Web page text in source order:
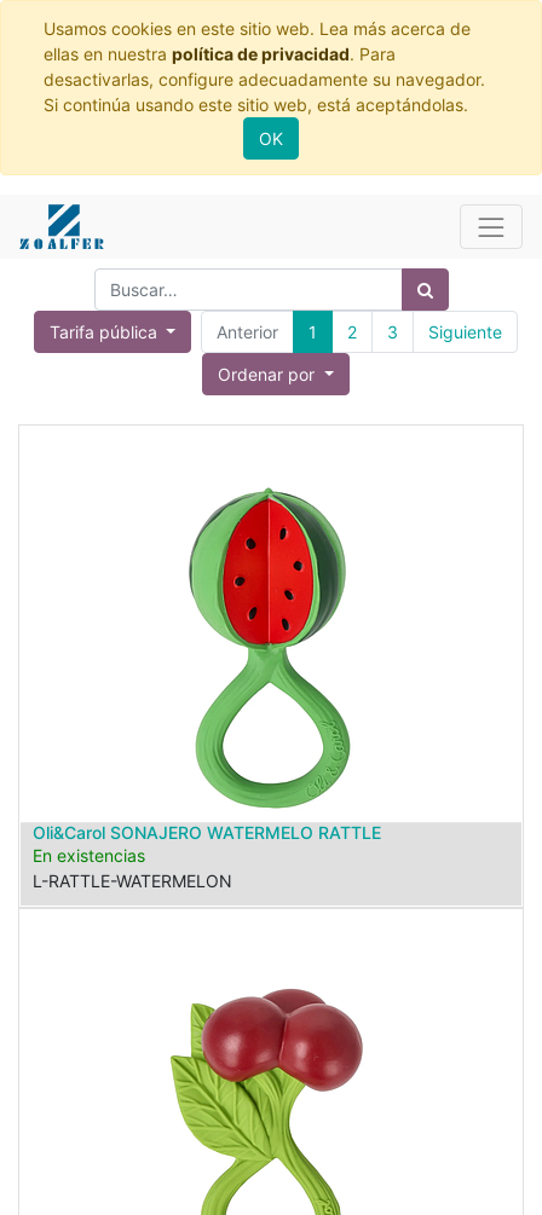
Usamos cookies en este sitio web. Lea más acerca de
ellas en nuestra política de privacidad. Para
desactivarlas, configure adecuadamente su navegador.
Si continúa usando este sitio web, está aceptándolas.
OK
Tarifa pública Anterior 1 2 3 Siguiente
Ordenar por
Oli&Carol SONAJERO WATERMELO RATTLE
En existencias
L-RATTLE-WATERMELON